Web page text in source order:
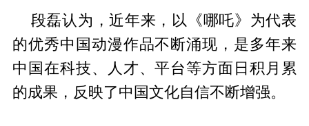
段磊认为，近年来，以《哪吒》为代表
的优秀中国动漫作品不断涌现，是多年来
中国在科技、人才、平台等方面日积月累
的成果，反映了中国文化自信不断增强。